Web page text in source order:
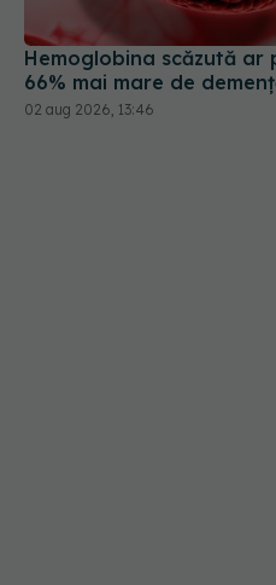
Hemoglobina scăzută ar
66% mai mare de
02 aug 2026, 13:46